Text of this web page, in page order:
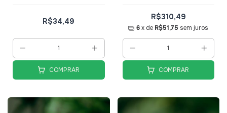
R$34,49
COMPRAR
R$310,49
6 x de R$51,75 sem juros
COMPRAR